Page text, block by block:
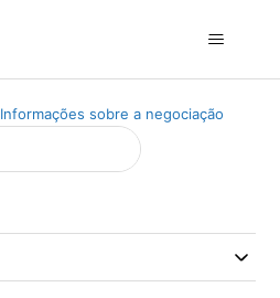
Informações sobre a negociação